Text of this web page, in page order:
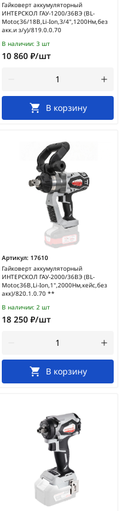
Гайковерт аккумуляторный
ИНТЕРСКОЛ ГАУ-1200/36ВЭ (BL-
Motor,36/18В,Li-Ion,3/4",1200Нм,без
акк.и з/у)/819.0.0.70
В наличии: 3 шт
10 860 ₽/шт
В корзину
Артикул: 17610
Гайковерт аккумуляторный
ИНТЕРСКОЛ ГАУ-2000/36ВЭ (BL-
Motor,36В,Li-Ion,1",2000Нм,кейс,без
акк)/820.1.0.70 **
В наличии: 2 шт
18 250 ₽/шт
В корзину